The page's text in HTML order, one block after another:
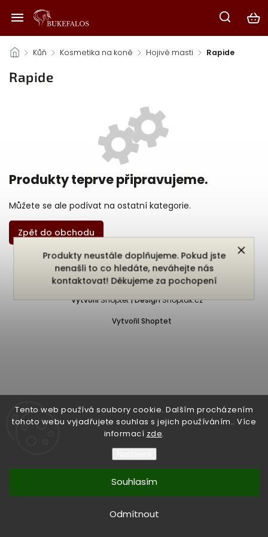
Tento web používá soubory cookie. Dalším procházením
tohoto webu vyjadřujete souhlas s jejich používáním.. Více
informací zde.
Odmítnout
Souhlasím
Produkty neustále doplňujeme. Pokud jste
nenašli to co hledáte, neváhejte nás
kontaktovat! Děkujeme za pochopení
/ Kůň / Kosmetika na koně / Hojivé masti / Rapide
Rapide
Produkty teprve připravujeme.
Můžete se ale podívat na ostatní kategorie.
Zpět do obchodu
Vytvořil Shoptet
Copyright 2026Bukefalos. Všechna práva vyhrazena.
Vytvořil Shoptet | Design Shoptak.cz